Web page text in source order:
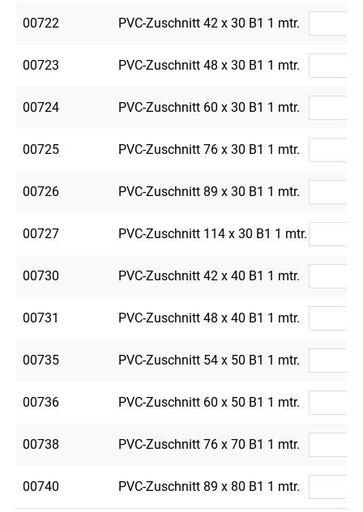
00722 PVC-Zuschnitt 42 x 30 B1 1 mtr.
00723 PVC-Zuschnitt 48 x 30 B1 1 mtr.
00724 PVC-Zuschnitt 60 x 30 B1 1 mtr.
00725 PVC-Zuschnitt 76 x 30 B1 1 mtr.
00726 PVC-Zuschnitt 89 x 30 B1 1 mtr.
00727 PVC-Zuschnitt 114 x 30 B1 1 mtr.
00730 PVC-Zuschnitt 42 x 40 B1 1 mtr.
00731 PVC-Zuschnitt 48 x 40 B1 1 mtr.
00735 PVC-Zuschnitt 54 x 50 B1 1 mtr.
00736 PVC-Zuschnitt 60 x 50 B1 1 mtr.
00738 PVC-Zuschnitt 76 x 70 B1 1 mtr.
00740 PVC-Zuschnitt 89 x 80 B1 1 mtr.